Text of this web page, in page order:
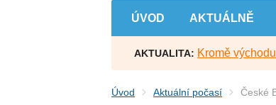
ÚVOD AKTUÁLNĚ
AKTUALITA: Kromě
Úvod Aktuální počasí České